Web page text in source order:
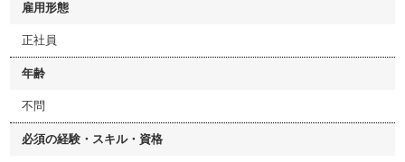
雇用形態
正社員
年齢
不問
必須の経験・スキル・資格